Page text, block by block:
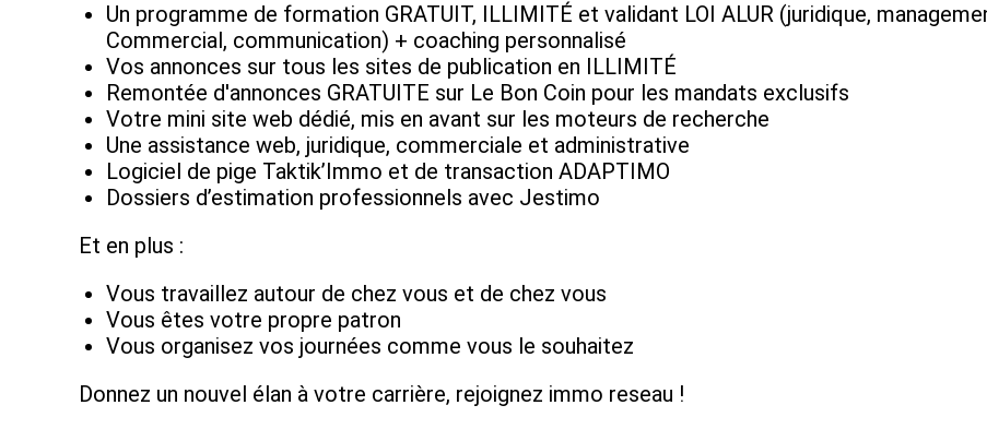
Un programme de formation GRATUIT, ILLIMITÉ et validant LOI ALUR (juridique,
Commercial, communication) + coaching personnalisé
Vos annonces sur tous les sites de publication en ILLIMITÉ
Remontée d'annonces GRATUITE sur Le Bon Coin pour les mandats exclusifs
Votre mini site web dédié, mis en avant sur les moteurs de recherche
Une assistance web, juridique, commerciale et administrative
Logiciel de pige Taktik’Immo et de transaction ADAPTIMO
Dossiers d’estimation professionnels avec Jestimo
Et en plus :
Vous travaillez autour de chez vous et de chez vous
Vous êtes votre propre patron
Vous organisez vos journées comme vous le souhaitez
Donnez un nouvel élan à votre carrière, rejoignez immo reseau !